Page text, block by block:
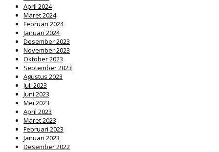
April 2024
Maret 2024
Februari 2024
Januari 2024
Desember 2023
November 2023
Oktober 2023
September 2023
Agustus 2023
Juli 2023
Juni 2023
Mei 2023
April 2023
Maret 2023
Februari 2023
Januari 2023
Desember 2022